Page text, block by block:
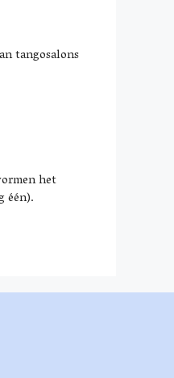
tangosalons
het
één).